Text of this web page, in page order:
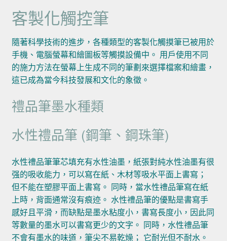
客製化觸控筆
隨著科學技術的進步，各種類型的客製化觸摸筆已被用於
手機、電腦螢幕和繪圖板等觸摸設備中。 用戶使用不同
的施力方法在螢幕上生成不同的筆劃來選擇檔案和繪畫，
這已成為當今科技發展和文化的象徵。
禮品筆墨水種類
水性禮品筆 (鋼筆、鋼珠筆)
水性禮品筆筆芯填充有水性油墨，紙張對純水性油墨有很
强的吸收能力，可以寫在紙、木材等吸水平面上書寫；
但不能在塑膠平面上書寫。 同時，當水性禮品筆寫在紙
上時，背面通常沒有痕迹。 水性禮品筆的優點是書寫手
感好且平滑，而缺點是墨水粘度小，書寫長度小，因此同
等數量的墨水可以書寫更少的文字。 同時，水性禮品筆
不會有墨水的味道，筆尖不易乾燥； 它耐光但不耐水。